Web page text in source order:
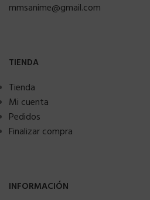
mmsanime@gmail.com
TIENDA
Tienda
Mi cuenta
Pedidos
Finalizar compra
INFORMACIÓN